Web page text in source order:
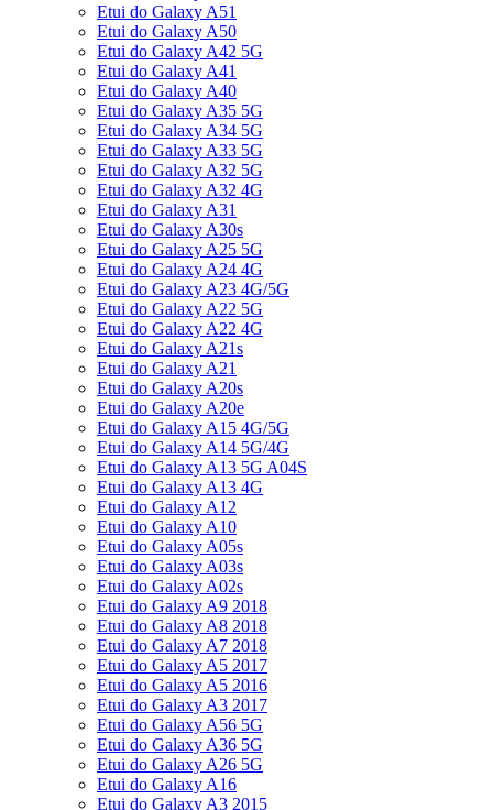
Etui do Galaxy A51
Etui do Galaxy A50
Etui do Galaxy A42 5G
Etui do Galaxy A41
Etui do Galaxy A40
Etui do Galaxy A35 5G
Etui do Galaxy A34 5G
Etui do Galaxy A33 5G
Etui do Galaxy A32 5G
Etui do Galaxy A32 4G
Etui do Galaxy A31
Etui do Galaxy A30s
Etui do Galaxy A25 5G
Etui do Galaxy A24 4G
Etui do Galaxy A23 4G/5G
Etui do Galaxy A22 5G
Etui do Galaxy A22 4G
Etui do Galaxy A21s
Etui do Galaxy A21
Etui do Galaxy A20s
Etui do Galaxy A20e
Etui do Galaxy A15 4G/5G
Etui do Galaxy A14 5G/4G
Etui do Galaxy A13 5G A04S
Etui do Galaxy A13 4G
Etui do Galaxy A12
Etui do Galaxy A10
Etui do Galaxy A05s
Etui do Galaxy A03s
Etui do Galaxy A02s
Etui do Galaxy A9 2018
Etui do Galaxy A8 2018
Etui do Galaxy A7 2018
Etui do Galaxy A5 2017
Etui do Galaxy A5 2016
Etui do Galaxy A3 2017
Etui do Galaxy A56 5G
Etui do Galaxy A36 5G
Etui do Galaxy A26 5G
Etui do Galaxy A16
Etui do Galaxy A3 2015